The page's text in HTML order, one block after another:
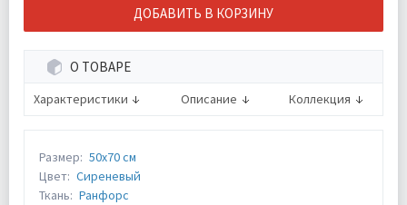
ДОБАВИТЬ В КОРЗИНУ
О ТОВАРЕ
Характеристики Описание Коллекция
Размер: 50х70 см
Цвет: Сиреневый
Ткань: Ранфорс